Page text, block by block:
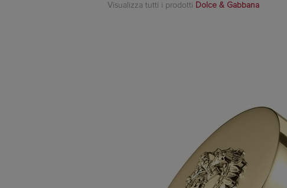
Visualizza tutti i prodotti Dolce & Gabbana